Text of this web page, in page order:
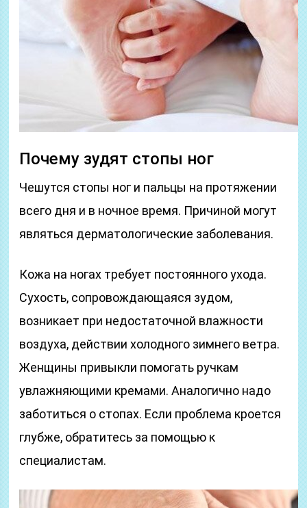
Почему зудят стопы ног
Чешутся стопы ног и пальцы на протяжении
всего дня и в ночное время. Причиной могут
являться дерматологические заболевания.
Кожа на ногах требует постоянного ухода.
Сухость, сопровождающаяся зудом,
возникает при недостаточной влажности
воздуха, действии холодного зимнего ветра.
Женщины привыкли помогать ручкам
увлажняющими кремами. Аналогично надо
заботиться о стопах. Если проблема кроется
глубже, обратитесь за помощью к
специалистам.